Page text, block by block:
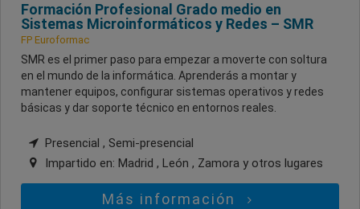
Formación Profesional Grado medio en
Sistemas Microinformáticos y Redes – SMR
FP Euroformac
SMR es el primer paso para empezar a moverte con soltura
en el mundo de la informática. Aprenderás a montar y
mantener equipos, configurar sistemas operativos y redes
básicas y dar soporte técnico en entornos reales.
Presencial , Semi-presencial
Impartido en: Madrid , León , Zamora y otros lugares
Más información